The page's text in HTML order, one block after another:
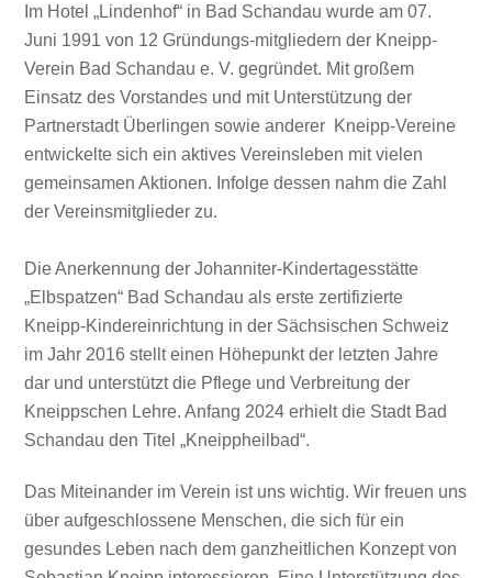
Im Hotel „Lindenhof“ in Bad Schandau wurde am 07.
Juni 1991 von 12 Gründungs-mitgliedern der Kneipp-
Verein Bad Schandau e. V. gegründet. Mit großem
Einsatz des Vorstandes und mit Unterstützung der
Partnerstadt Überlingen sowie anderer Kneipp-Vereine
entwickelte sich ein aktives Vereinsleben mit vielen
gemeinsamen Aktionen. Infolge dessen nahm die Zahl
der Vereinsmitglieder zu.
Die Anerkennung der Johanniter-Kindertagesstätte
„Elbspatzen“ Bad Schandau als erste zertifizierte
Kneipp-Kindereinrichtung in der Sächsischen Schweiz
im Jahr 2016 stellt einen Höhepunkt der letzten Jahre
dar und unterstützt die Pflege und Verbreitung der
Kneippschen Lehre. Anfang 2024 erhielt die Stadt Bad
Schandau den Titel „Kneippheilbad“.
Das Miteinander im Verein ist uns wichtig. Wir freuen uns
über aufgeschlossene Menschen, die sich für ein
gesundes Leben nach dem ganzheitlichen Konzept von